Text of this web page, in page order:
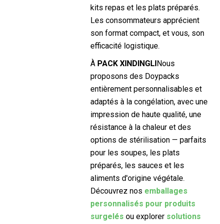
kits repas et les plats préparés.
Les consommateurs apprécient
son format compact, et vous, son
efficacité logistique.
À PACK XINDINGLINous
proposons des Doypacks
entièrement personnalisables et
adaptés à la congélation, avec une
impression de haute qualité, une
résistance à la chaleur et des
options de stérilisation — parfaits
pour les soupes, les plats
préparés, les sauces et les
aliments d'origine végétale.
Découvrez nos emballages
personnalisés pour produits
surgelés ou explorer solutions